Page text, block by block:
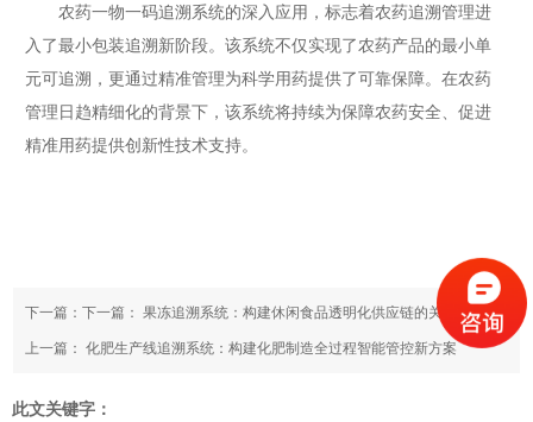
农药一物一码追溯系统的深入应用，标志着农药追溯管理进
入了最小包装追溯新阶段。该系统不仅实现了农药产品的最小单
元可追溯，更通过精准管理为科学用药提供了可靠保障。在农药
管理日趋精细化的背景下，该系统将持续为保障农药安全、促进
精准用药提供创新性技术支持。
下一篇：下一篇：果冻追溯系统：构建休闲食品透明化供应链的关键工具
上一篇：化肥生产线追溯系统：构建化肥制造全过程智能管控新方案
此文关键字：